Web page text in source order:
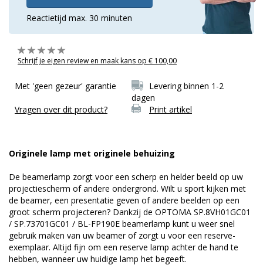
Reactietijd max. 30 minuten
Schrijf je eigen review en maak kans op € 100,00
Met 'geen gezeur' garantie
Levering binnen 1-2
dagen
Vragen over dit product?
Print artikel
Originele lamp met originele behuizing
De beamerlamp zorgt voor een scherp en helder beeld op uw
projectiescherm of andere ondergrond. Wilt u sport kijken met
de beamer, een presentatie geven of andere beelden op een
groot scherm projecteren? Dankzij de OPTOMA SP.8VH01GC01
/ SP.73701GC01 / BL-FP190E beamerlamp kunt u weer snel
gebruik maken van uw beamer of zorgt u voor een reserve-
exemplaar. Altijd fijn om een reserve lamp achter de hand te
hebben, wanneer uw huidige lamp het begeeft.